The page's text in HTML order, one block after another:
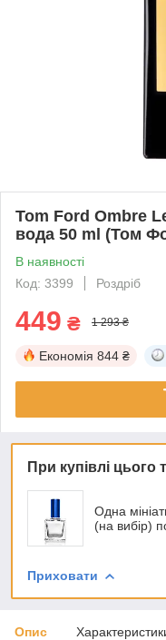
Tom Ford Ombre
вода 50 ml (Том
В наявності
Код: 3399
Роздріб
449 ₴ 1 293 ₴
Економія 844 ₴
При купівлі
Одна
(на вибір)
Приховати
Опис